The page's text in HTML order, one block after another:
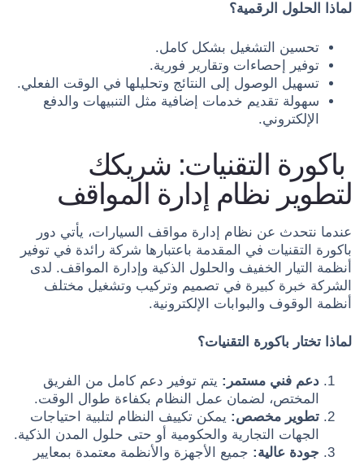
لماذا الحلول الرقمية؟
تحسين التشغيل بشكل كامل.
توفير إحصاءات وتقارير فورية.
تسهيل الوصول إلى النتائج وتحليلها في الوقت الفعلي.
سهولة تقديم خدمات إضافية مثل التنبيهات والدفع
الإلكتروني.
باكورة التقنيات: شريكك
لتطوير نظام إدارة المواقف
عندما نتحدث عن نظام إدارة مواقف السيارات، يأتي دور
باكورة التقنيات في المقدمة باعتبارها شركة رائدة في توفير
أنظمة التيار الخفيف والحلول الذكية وإدارة المواقف. لدى
الشركة خبرة كبيرة في تصميم وتركيب وتشغيل مختلف
أنظمة الوقوف والبوابات الإلكترونية.
لماذا تختار باكورة التقنيات؟
دعم فني مستمر: يتم توفير دعم كامل من الفريق
المختص، لضمان عمل النظام بكفاءة طوال الوقت.
تطوير مخصص: يمكن تكييف النظام لتلبية احتياجات
الجهات التجارية والحكومية أو حتى حلول المدن الذكية.
جودة عالية: جميع الأجهزة والأنظمة معتمدة بمعايير